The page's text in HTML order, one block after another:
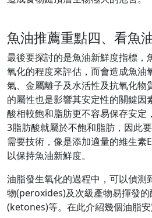
魚油推薦重點四、看魚
最後要探討的是魚油新鮮度指標，
氧化的程度來評估，而會造成魚油
氣、金屬離子及水活性及抗氧化物
的屬性也是影響其安定性的關鍵因
酸相較飽和脂肪更不容易保存安
3脂肪酸就屬於不飽和脂肪，因此
需要技術，像是添加適量的維生素
以保持魚油新鮮度。
油脂發生氧化的過程中，可以偵測
物(peroxides)及次級產物易揮發
(ketones)等。在此介紹幾個油脂